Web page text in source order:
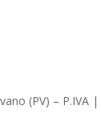
(PV) – P.IVA |